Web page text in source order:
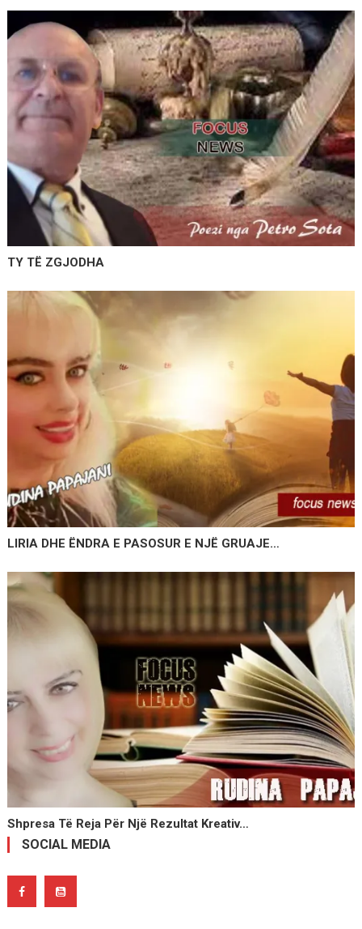
TY TË ZGJODHA
LIRIA DHE ËNDRA E PASOSUR E NJË GRUAJE…
Shpresa Të Reja Për Një Rezultat Kreativ…
SOCIAL MEDIA